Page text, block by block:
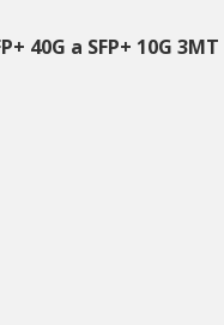
40G a SFP+ 10G 3MT